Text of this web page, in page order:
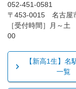
052-451-0581
〒453-0015 名古屋
［受付時間］月～
00
【新高1生】名
一覧